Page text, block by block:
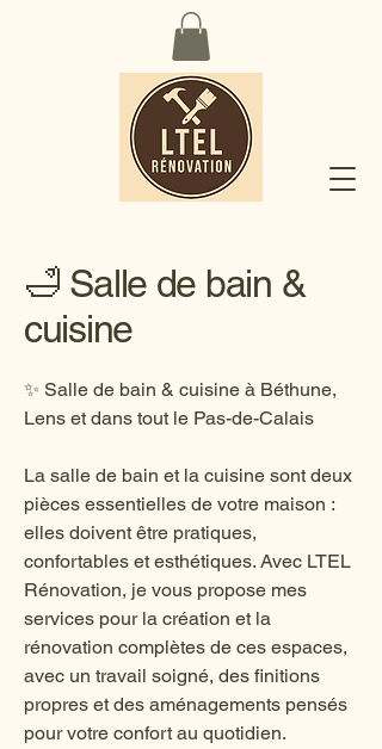
🛁 Salle de bain &
cuisine
✨ Salle de bain & cuisine à Béthune,
Lens et dans tout le Pas-de-Calais
La salle de bain et la cuisine sont deux
pièces essentielles de votre maison :
elles doivent être pratiques,
confortables et esthétiques. Avec LTEL
Rénovation, je vous propose mes
services pour la création et la
rénovation complètes de ces espaces,
avec un travail soigné, des finitions
propres et des aménagements pensés
pour votre confort au quotidien.